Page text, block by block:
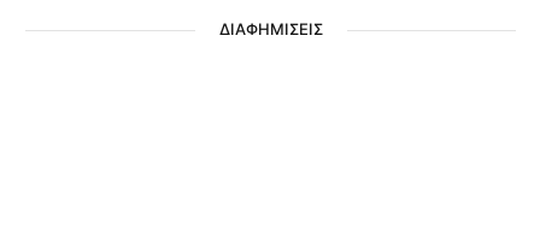
ΔΙΑΦΗΜΙΣΕΙΣ